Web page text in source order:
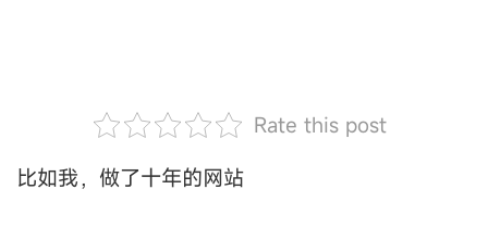
Rate this post
比如我，做了十年的网站